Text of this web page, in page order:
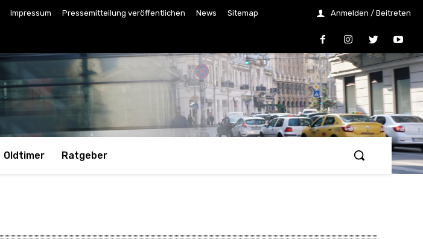
Impressum Pressemitteilung veröffentlichen News Sitemap Anmelden / Beitreten
Oldtimer Ratgeber